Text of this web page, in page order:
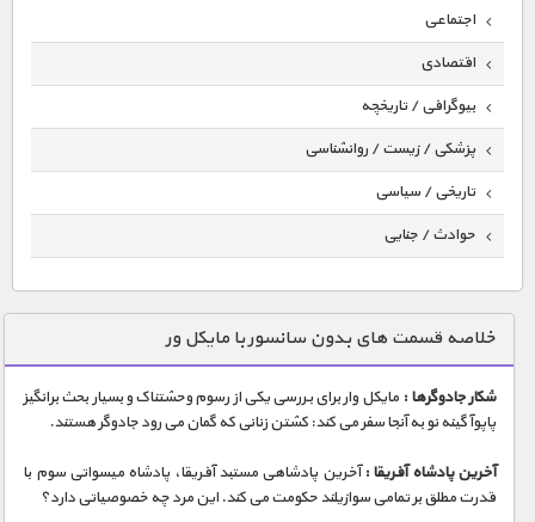
اجتماعی
اقتصادی
بیوگرافی / تاریخچه
پزشکی / زیست / روانشناسی
تاریخی / سیاسی
حوادث / جنایی
دنیای خوراکی ها
زمین شناسی / محیط زیست
سازه/ معماری/ مهندسی
شناخت کودکان
خلاصه قسمت های بدون سانسور با مایکل ور
شکار جادوگرها : مایکل وار برای بررسی یکی از رسوم وحشتناک و بسیار بحث برانگیز
پاپوآ گینه نو به آنجا سفر می کند: کشتن زنانی که گمان می رود جادوگر هستند.
آخرین پادشاه آفریقا :آخرین پادشاهی مستبد آفریقا، پادشاه میسواتی سوم با
قدرت مطلق بر تمامی سوازیلند حکومت می کند. این مرد چه خصوصیاتی دارد؟